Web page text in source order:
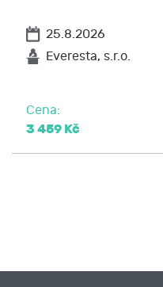
25.8.2026
Everesta, s.r.o.
Cena:
3 459 Kč